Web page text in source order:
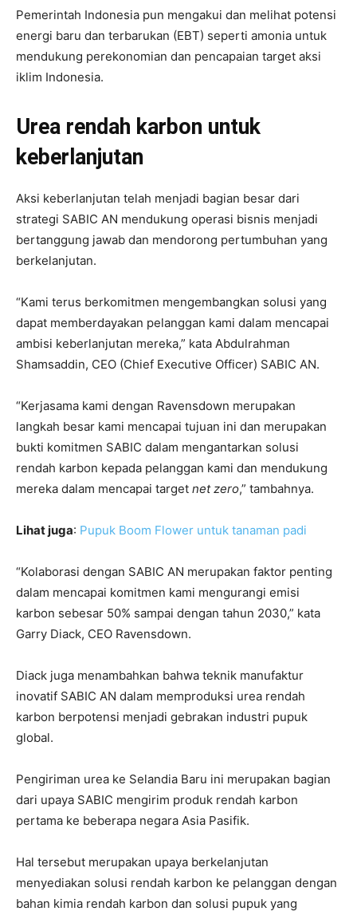
Pemerintah Indonesia pun mengakui dan melihat potensi
energi baru dan terbarukan (EBT) seperti amonia untuk
mendukung perekonomian dan pencapaian target aksi
iklim Indonesia.
Urea rendah karbon untuk
keberlanjutan
Aksi keberlanjutan telah menjadi bagian besar dari
strategi SABIC AN mendukung operasi bisnis menjadi
bertanggung jawab dan mendorong pertumbuhan yang
berkelanjutan.
“Kami terus berkomitmen mengembangkan solusi yang
dapat memberdayakan pelanggan kami dalam mencapai
ambisi keberlanjutan mereka,” kata Abdulrahman
Shamsaddin, CEO (Chief Executive Officer) SABIC AN.
“Kerjasama kami dengan Ravensdown merupakan
langkah besar kami mencapai tujuan ini dan merupakan
bukti komitmen SABIC dalam mengantarkan solusi
rendah karbon kepada pelanggan kami dan mendukung
mereka dalam mencapai target net zero,” tambahnya.
Lihat juga: Pupuk Boom Flower untuk tanaman padi
“Kolaborasi dengan SABIC AN merupakan faktor penting
dalam mencapai komitmen kami mengurangi emisi
karbon sebesar 50% sampai dengan tahun 2030,” kata
Garry Diack, CEO Ravensdown.
Diack juga menambahkan bahwa teknik manufaktur
inovatif SABIC AN dalam memproduksi urea rendah
karbon berpotensi menjadi gebrakan industri pupuk
global.
Pengiriman urea ke Selandia Baru ini merupakan bagian
dari upaya SABIC mengirim produk rendah karbon
pertama ke beberapa negara Asia Pasifik.
Hal tersebut merupakan upaya berkelanjutan
menyediakan solusi rendah karbon ke pelanggan dengan
bahan kimia rendah karbon dan solusi pupuk yang